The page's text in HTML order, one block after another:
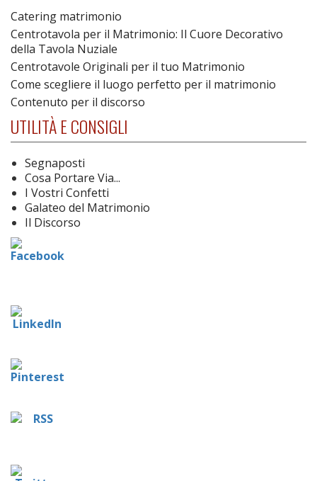
Catering matrimonio
Centrotavola per il Matrimonio: Il Cuore Decorativo
della Tavola Nuziale
Centrotavole Originali per il tuo Matrimonio
Come scegliere il luogo perfetto per il matrimonio
Contenuto per il discorso
UTILITÀ E CONSIGLI
Segnaposti
Cosa Portare Via...
I Vostri Confetti
Galateo del Matrimonio
Il Discorso